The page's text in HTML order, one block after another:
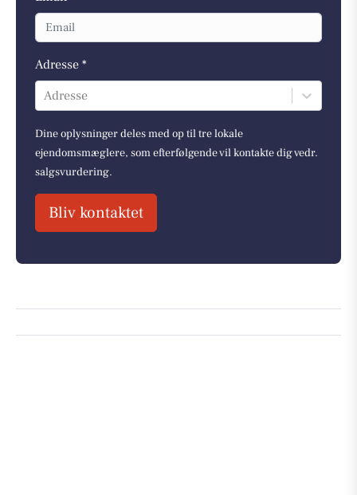
Adresse *
Adresse
Dine oplysninger deles med op til tre lokale
ejendomsmæglere, som efterfølgende vil kontakte dig vedr.
salgsvurdering.
Bliv kontaktet